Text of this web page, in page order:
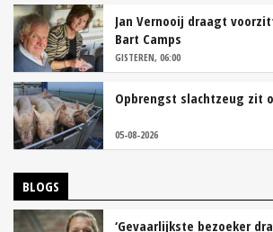
Jan Vernooij draagt
Bart Camps
GISTEREN, 06:00
Opbrengst slachtzeug zit
05-08-2026
BLOGS
‘Gevaarlijkste bezoeker